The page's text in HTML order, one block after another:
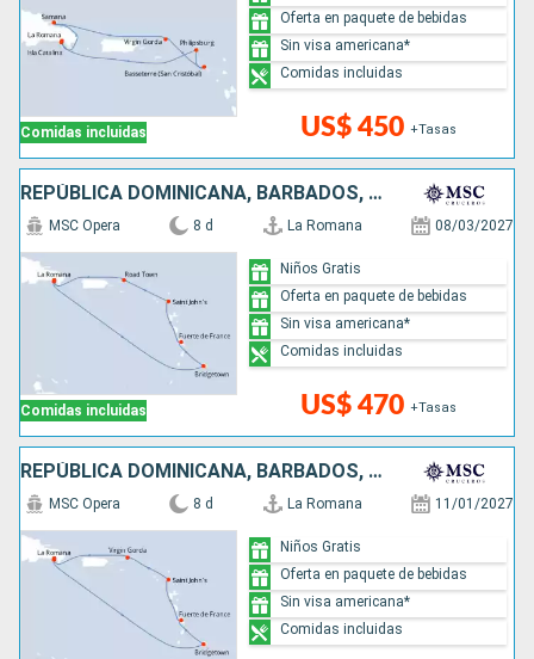
Comidas incluidas US$ 450 +Tasas
Oferta en paquete de bebidas
Sin visa americana*
Comidas incluidas
REPÚBLICA DOMINICANA, BARBADOS, ANTIGUA Y BARBUDA
Comidas incluidas
MSC Opera 8 d La Romana 08/03/2027
US$ 470 +Tasas
Niños Gratis
Oferta en paquete de bebidas
Sin visa americana*
Comidas incluidas
REPÚBLICA DOMINICANA, BARBADOS, ANTIGUA Y BARBUDA
MSC Opera 8 d La Romana 11/01/2027
Niños Gratis
Oferta en paquete de bebidas
Sin visa americana*
Comidas incluidas